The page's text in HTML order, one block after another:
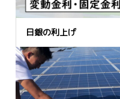
日銀の利上げ